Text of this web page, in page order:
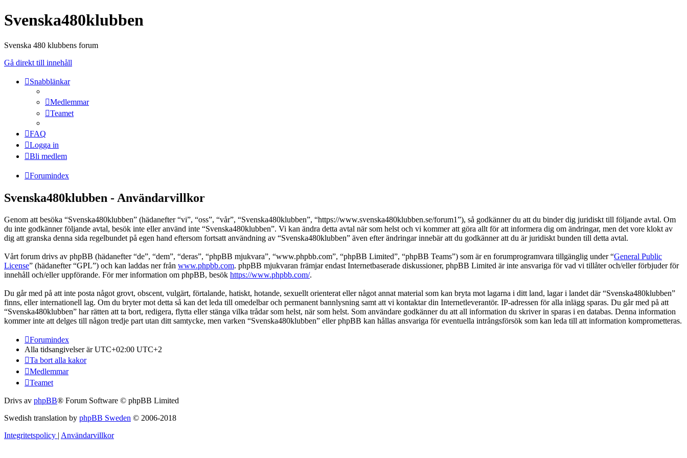
Svenska480klubben
Svenska 480 klubbens forum
Gå direkt till innehåll
Snabblänkar
Medlemmar
Teamet
FAQ
Logga in
Bli medlem
Forumindex
Svenska480klubben - Användarvillkor
Genom att besöka “Svenska480klubben” (hädanefter “vi”, “oss”, “vår”, “Svenska480klubben”, “https://www.svenska480klubben.se/forum1”), så godkänner du att du binder dig juridiskt till följande avtal. Om
du inte godkänner följande avtal, besök inte eller använd inte “Svenska480klubben”. Vi kan ändra detta avtal när som helst och vi kommer att göra allt för att informera dig om ändringar, men det vore klokt av
dig att granska denna sida regelbundet på egen hand eftersom fortsatt användning av “Svenska480klubben” även efter ändringar innebär att du godkänner att du är juridiskt bunden till detta avtal.
Vårt forum drivs av phpBB (hädanefter “de”, “dem”, “deras”, “phpBB mjukvara”, “www.phpbb.com”, “phpBB Limited”, “phpBB Teams”) som är en forumprogramvara tillgänglig under “General Public
License” (hädanefter “GPL”) och kan laddas ner från www.phpbb.com. phpBB mjukvaran främjar endast Internetbaserade diskussioner, phpBB Limited är inte ansvariga för vad vi tillåter och/eller förbjuder för
innehåll och/eller uppförande. För mer information om phpBB, besök https://www.phpbb.com/.
Du går med på att inte posta något grovt, obscent, vulgärt, förtalande, hatiskt, hotande, sexuellt orienterat eller något annat material som kan bryta mot lagarna i ditt land, lagar i landet där “Svenska480klubben”
finns, eller internationell lag. Om du bryter mot detta så kan det leda till omedelbar och permanent bannlysning samt att vi kontaktar din Internetleverantör. IP-adressen för alla inlägg sparas. Du går med på att
“Svenska480klubben” har rätten att ta bort, redigera, flytta eller stänga vilka trådar som helst, när som helst. Som användare godkänner du att all information du skriver in sparas i en databas. Denna information
kommer inte att delges till någon tredje part utan ditt samtycke, men varken “Svenska480klubben” eller phpBB kan hållas ansvariga för eventuella intrångsförsök som kan leda till att information komprometteras.
Forumindex
Alla tidsangivelser är UTC+02:00 UTC+2
Ta bort alla kakor
Medlemmar
Teamet
Drivs av phpBB® Forum Software © phpBB Limited
Swedish translation by phpBB Sweden © 2006-2018
Integritetspolicy | Användarvillkor